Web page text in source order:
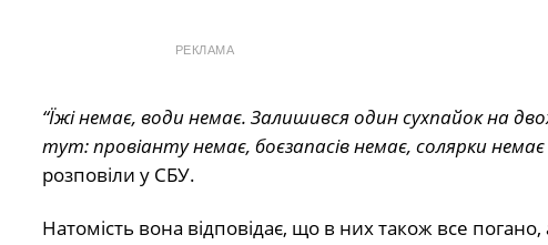
РЕКЛАМА
“Їжі немає, води немає. Залишився один сухпайок на
тут: провіанту немає, боєзапасів немає, солярки немає
розповіли у СБУ.
Натомість вона відповідає, що в них також все погано,